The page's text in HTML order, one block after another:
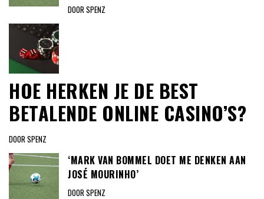
DOOR SPENZ
HOE HERKEN JE DE BEST
BETALENDE ONLINE CASINO’S?
DOOR SPENZ
‘MARK VAN BOMMEL DOET ME DENKEN AAN
JOSÉ MOURINHO’
DOOR SPENZ